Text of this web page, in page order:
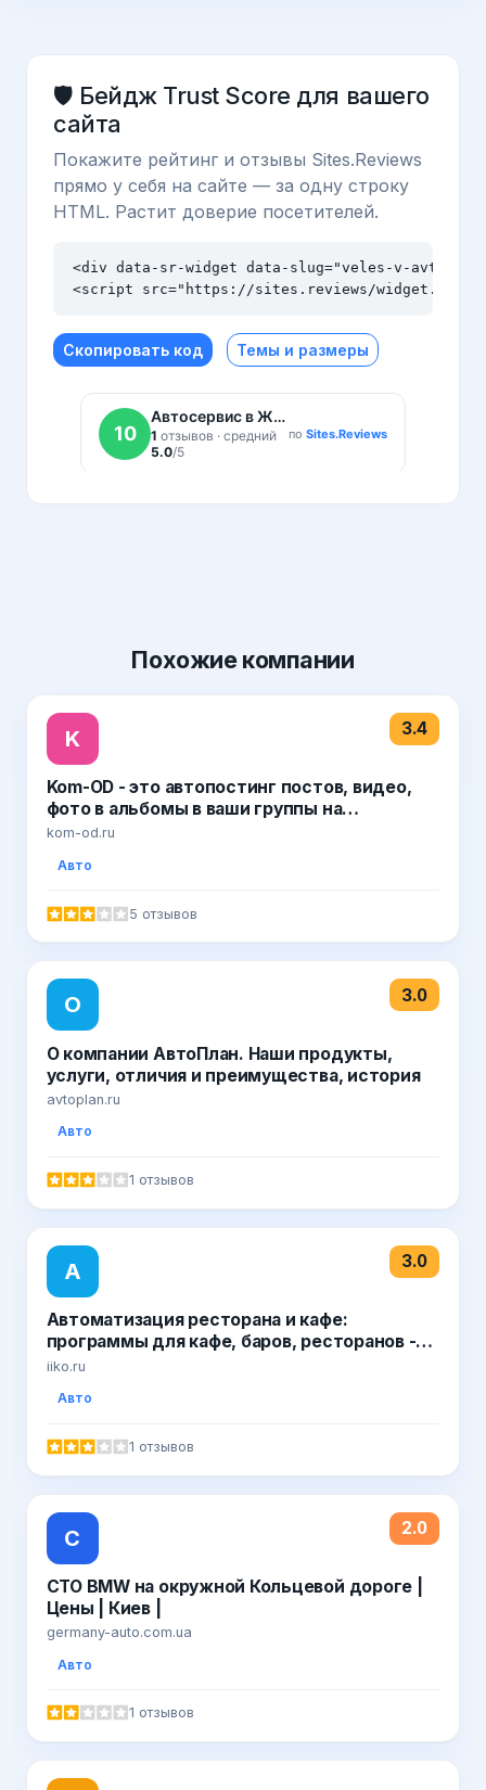
🛡️ Бейдж Trust Score для вашего
сайта
Покажите рейтинг и отзывы Sites.Reviews
прямо у себя на сайте — за одну строку
HTML. Растит доверие посетителей.
<div data-sr-widget data-slug="veles-v-avto.ru"
<script src="https://sites.reviews/widget.js"
Скопировать код Темы и размеры
Похожиекомпании
K 3.4
Kom-OD - это автопостинг постов, видео,
фото в альбомы в ваши группы на
Одноклассники.Ру, Вконтакте, Instagram
kom-od.ru
Авто
5 отзывов
О 3.0
О компании АвтоПлан. Наши продукты,
услуги, отличия и преимущества, история
avtoplan.ru
Авто
1 отзывов
А 3.0
Автоматизация ресторана и кафе:
программы для кафе, баров, ресторанов -
iiko.ru
iiko.ru
Авто
1 отзывов
С 2.0
СТО BMW на окружной Кольцевой дороге |
Цены | Киев |
germany-auto.com.ua
Авто
1 отзывов